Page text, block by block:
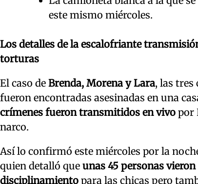
este mismo miércoles.
Los detalles de la escalofriante
torturas
El caso de Brenda, Morena y Lara, las tres
fueron encontradas asesinadas en una
crímenes fueron transmitidos en vivo por
narco.
Así lo confirmó este miércoles por la
quien detalló que unas 45 personas
disciplinamiento para las chicas pero